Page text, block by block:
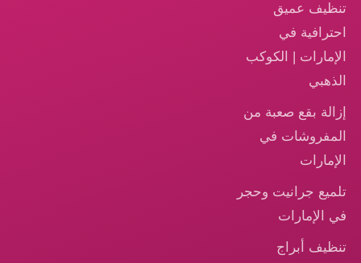
تنظيف عميق
احترافية في
الإمارات | الكوكب
الذهبي
إزالة بقع صعبة من
المفروشات في
الإمارات
تلميع جرانيت وحجر
في الإمارات
تنظيف أبراج